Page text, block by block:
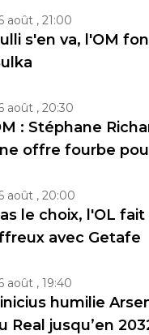
août , 21:00
s'en va, l'OM
août , 20:30
: Stéphane
offre fourbe
août , 20:00
le choix, l'OL fait
avec Getafe
août , 19:40
humilie
Real jusqu’en